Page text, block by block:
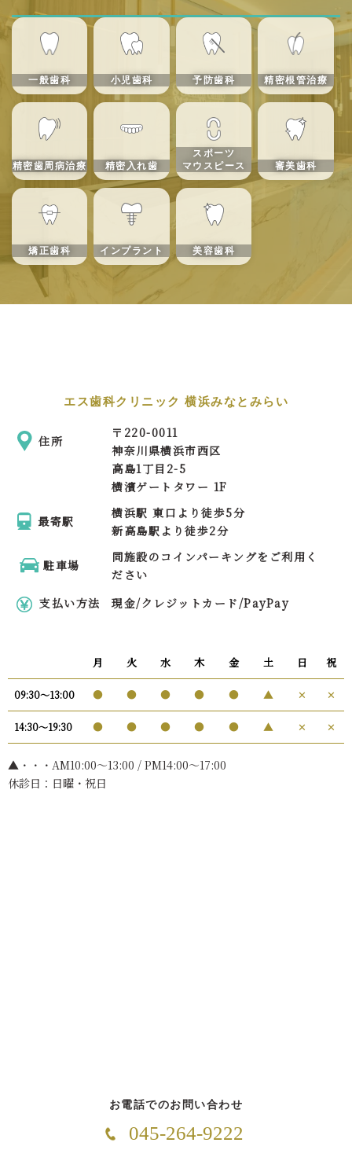
一般歯科 小児歯科 予防歯科 精密根管治療
精密歯周病治療 精密入れ歯
スポーツ
マウスピース
審美歯科
矯正歯科 インプラント 美容歯科
エス歯科クリニック 横浜みなとみらい
住所
〒 220-0011
神奈川県横浜市西区
高島1丁目2-5
横濱ゲートタワー 1F
最寄駅
横浜駅 東口より徒歩5分
新高島駅より徒歩2分
駐車場
同施設のコインパーキングをご利用く
ださい
支払い方法
現金/クレジットカード/PayPay
月 火 水 木 金 土 日 祝
09:30〜13:00 ● ● ● ● ● ▲ ✕ ✕
14:30〜19:30 ● ● ● ● ● ▲ ✕ ✕
▲・・・AM10:00〜13:00 / PM14:00～17:00
休診日：日曜・祝日
お電話でのお問い合わせ
045-264-9222